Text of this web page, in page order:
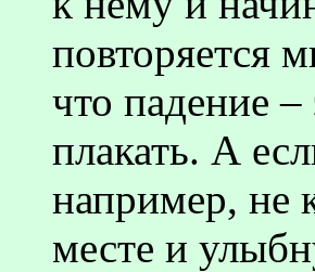
повторяется
что падение
плакать. А
например, не
месте и